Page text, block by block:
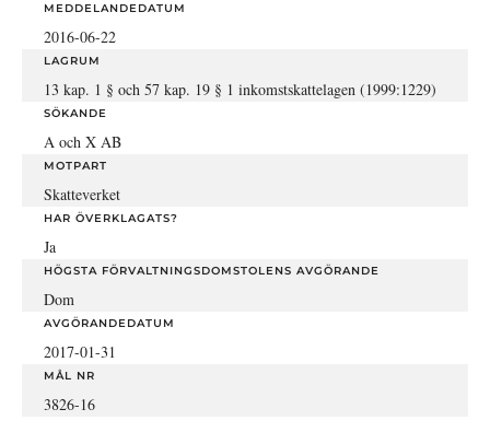
MEDDELANDEDATUM
2016-06-22
LAGRUM
13 kap. 1 § och 57 kap. 19 § 1 inkomstskattelagen (1999:1229)
SÖKANDE
A och X AB
MOTPART
Skatteverket
HAR ÖVERKLAGATS?
Ja
HÖGSTA FÖRVALTNINGSDOMSTOLENS AVGÖRANDE
Dom
AVGÖRANDEDATUM
2017-01-31
MÅL NR
3826-16